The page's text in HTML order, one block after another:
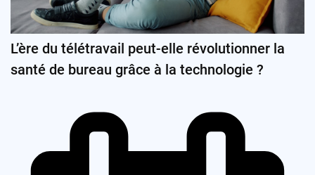
L’ère du télétravail peut-elle révolutionner la
santé de bureau grâce à la technologie ?